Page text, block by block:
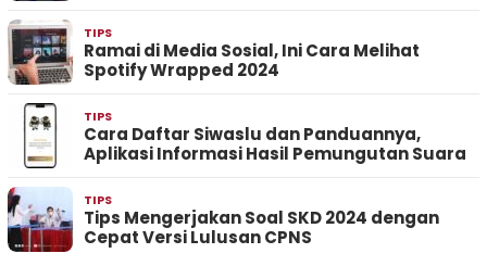
TIPS
Ramai di Media Sosial, Ini Cara Melihat
Spotify Wrapped 2024
TIPS
Cara Daftar Siwaslu dan Panduannya,
Aplikasi Informasi Hasil Pemungutan Suara
TIPS
Tips Mengerjakan Soal SKD 2024 dengan
Cepat Versi Lulusan CPNS